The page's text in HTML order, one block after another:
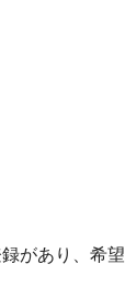
があり、希